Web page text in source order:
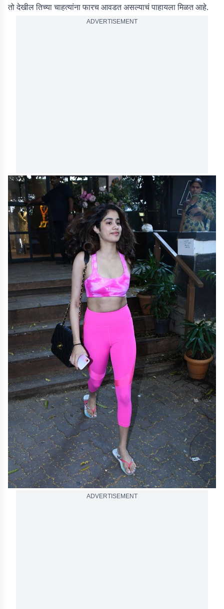
तो देखील तिच्या चाहत्यांना फारच आवडत असल्याचं पाहायला मिळत आहे.
ADVERTISEMENT
ADVERTISEMENT